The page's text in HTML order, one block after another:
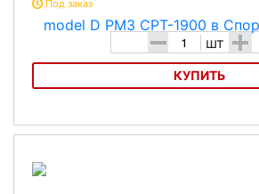
Под заказ
- шт +
КУПИТЬ
Гребной тренажер Concept 2 model D PM3